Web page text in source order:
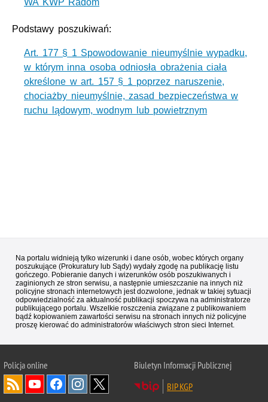
WA KWP Radom
Podstawy poszukiwań:
Art. 177 § 1 Spowodowanie nieumyślnie wypadku,
w którym inna osoba odniosła obrażenia ciała
określone w art. 157 § 1 poprzez naruszenie,
chociażby nieumyślnie, zasad bezpieczeństwa w
ruchu lądowym, wodnym lub powietrznym
Na portalu widnieją tylko wizerunki i dane osób, wobec których organy
poszukujące (Prokuratury lub Sądy) wydały zgodę na publikację listu
gończego. Pobieranie danych i wizerunków osób poszukiwanych i
zaginionych ze stron serwisu, a następnie umieszczanie na innych niż
policyjne stronach internetowych jest dozwolone, jednak w takiej sytuacji
odpowiedzialność za aktualność publikacji spoczywa na administratorze
publikującego portalu. Wszelkie roszczenia związane z publikowaniem
bądź kopiowaniem zawartości serwisu na stronach innych niż policyjne
proszę kierować do administratorów właściwych stron sieci Internet.
Policjaonline
Biuletyn Informacji Publicznej
BIP KGP